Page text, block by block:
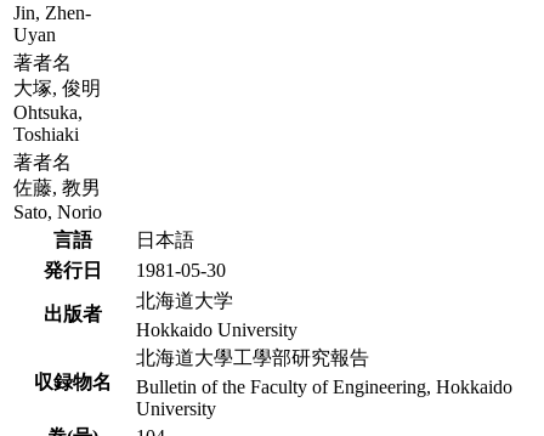
Jin, Zhen-
Uyan
著者名
大塚, 俊明
Ohtsuka,
Toshiaki
著者名
佐藤, 教男
Sato, Norio
言語
日本語
発行日
1981-05-30
出版者
北海道大学
Hokkaido University
収録物名
北海道大學工學部研究報告
Bulletin of the Faculty of Engineering, Hokkaido
University